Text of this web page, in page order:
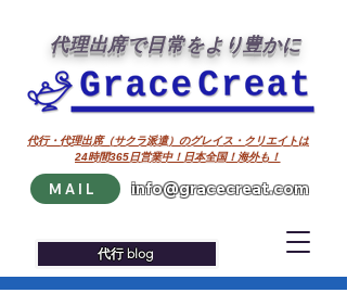
代理出席で日常をより豊かに
代行 blog
24時間365日営業中！日本全国！海外も！
代行・代理出席（サクラ派遣）のグレイス・クリエイトは
MAIL info@gracecreat.com